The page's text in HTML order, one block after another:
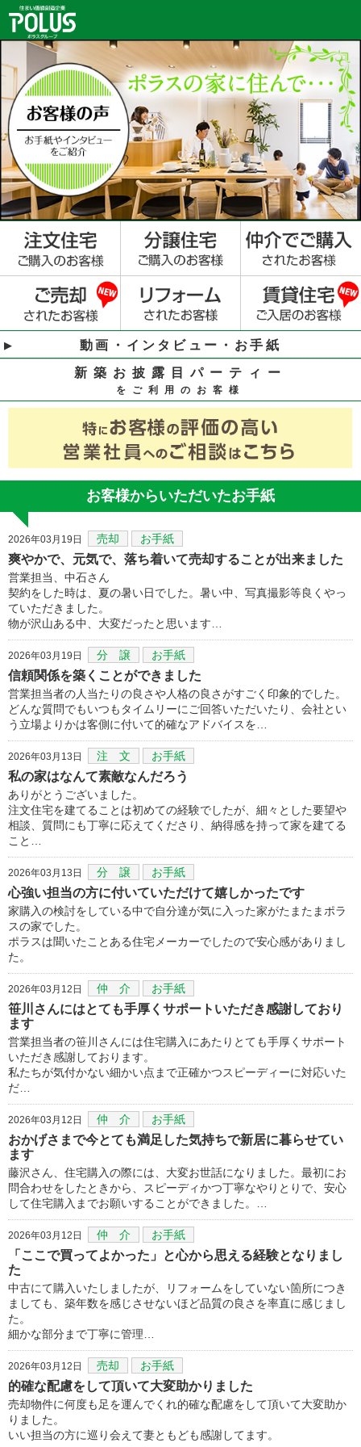
動画・インタビュー・お手紙
新築お披露目パーティー
をご利用のお客様
お客様からいただいたお手紙
2026年03月19日 売却 お手紙
爽やかで、元気で、落ち着いて売却することが出来ました
営業担当、中石さん
契約をした時は、夏の暑い日でした。暑い中、写真撮影等良くやっ
ていただきました。
物が沢山ある中、大変だったと思います…
2026年03月19日 分 譲 お手紙
信頼関係を築くことができました
営業担当者の人当たりの良さや人格の良さがすごく印象的でした。
どんな質問でもいつもタイムリーにご回答いただいたり、会社とい
う立場よりかは客側に付いて的確なアドバイスを…
2026年03月13日 注 文 お手紙
私の家はなんて素敵なんだろう
ありがとうございました。
注文住宅を建てることは初めての経験でしたが、細々とした要望や
相談、質問にも丁寧に応えてくださり、納得感を持って家を建てる
こと…
2026年03月13日 分 譲 お手紙
心強い担当の方に付いていただけて嬉しかったです
家購入の検討をしている中で自分達が気に入った家がたまたまポラ
スの家でした。
ポラスは聞いたことある住宅メーカーでしたので安心感がありまし
た。
2026年03月12日 仲 介 お手紙
笹川さんにはとても手厚くサポートいただき感謝しており
ます
営業担当者の笹川さんには住宅購入にあたりとても手厚くサポート
いただき感謝しております。
私たちが気付かない細かい点まで正確かつスピーディーに対応いた
だ…
2026年03月12日 仲 介 お手紙
おかげさまで今とても満足した気持ちで新居に暮らせてい
ます
藤沢さん、住宅購入の際には、大変お世話になりました。最初にお
問合わせをしたときから、スピーディかつ丁寧なやりとりで、安心
して住宅購入までお願いすることができました。…
2026年03月12日 仲 介 お手紙
「ここで買ってよかった」と心から思える経験となりまし
た
中古にて購入いたしましたが、リフォームをしていない箇所につき
ましても、築年数を感じさせないほど品質の良さを率直に感じまし
た。
細かな部分まで丁寧に管理…
2026年03月12日 売却 お手紙
的確な配慮をして頂いて大変助かりました
売却物件に何度も足を運んでくれ的確な配慮をして頂いて大変助か
りました。
いい担当の方に巡り会えて妻ともども感謝してます。